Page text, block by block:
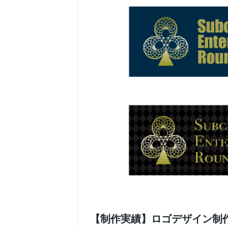
【制作実績】ロゴデザイン